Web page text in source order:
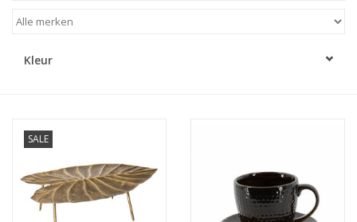
Kussens en plaids
Kleden
Kleur
SALE